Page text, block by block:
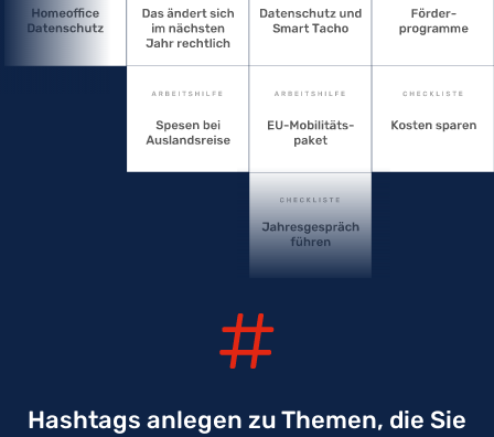
Hashtags anlegen zu Themen, die Sie